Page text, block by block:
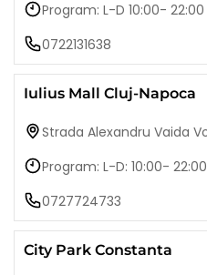
Program: L-D 10:00- 22:00
0722131638
Iulius Mall Cluj-Napoca
Strada Alexandru Vaida
Program: L-D: 10:00- 22:00
0727724733
City Park Constanta